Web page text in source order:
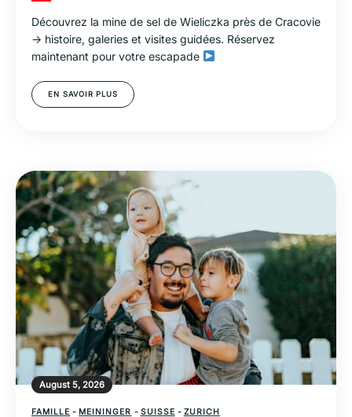
Découvrez la mine de sel de Wieliczka près de Cracovie
→ histoire, galeries et visites guidées. Réservez
maintenant pour votre escapade
EN SAVOIR PLUS
August 5, 2026
FAMILLE - MEININGER - SUISSE - ZURICH